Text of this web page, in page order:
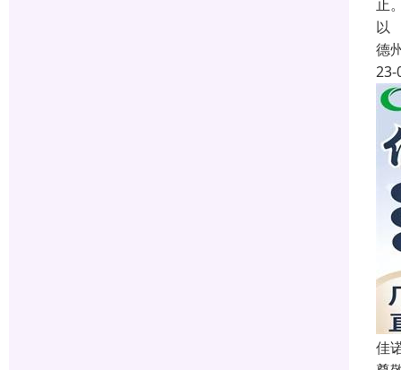
止
以
德
23-
佳